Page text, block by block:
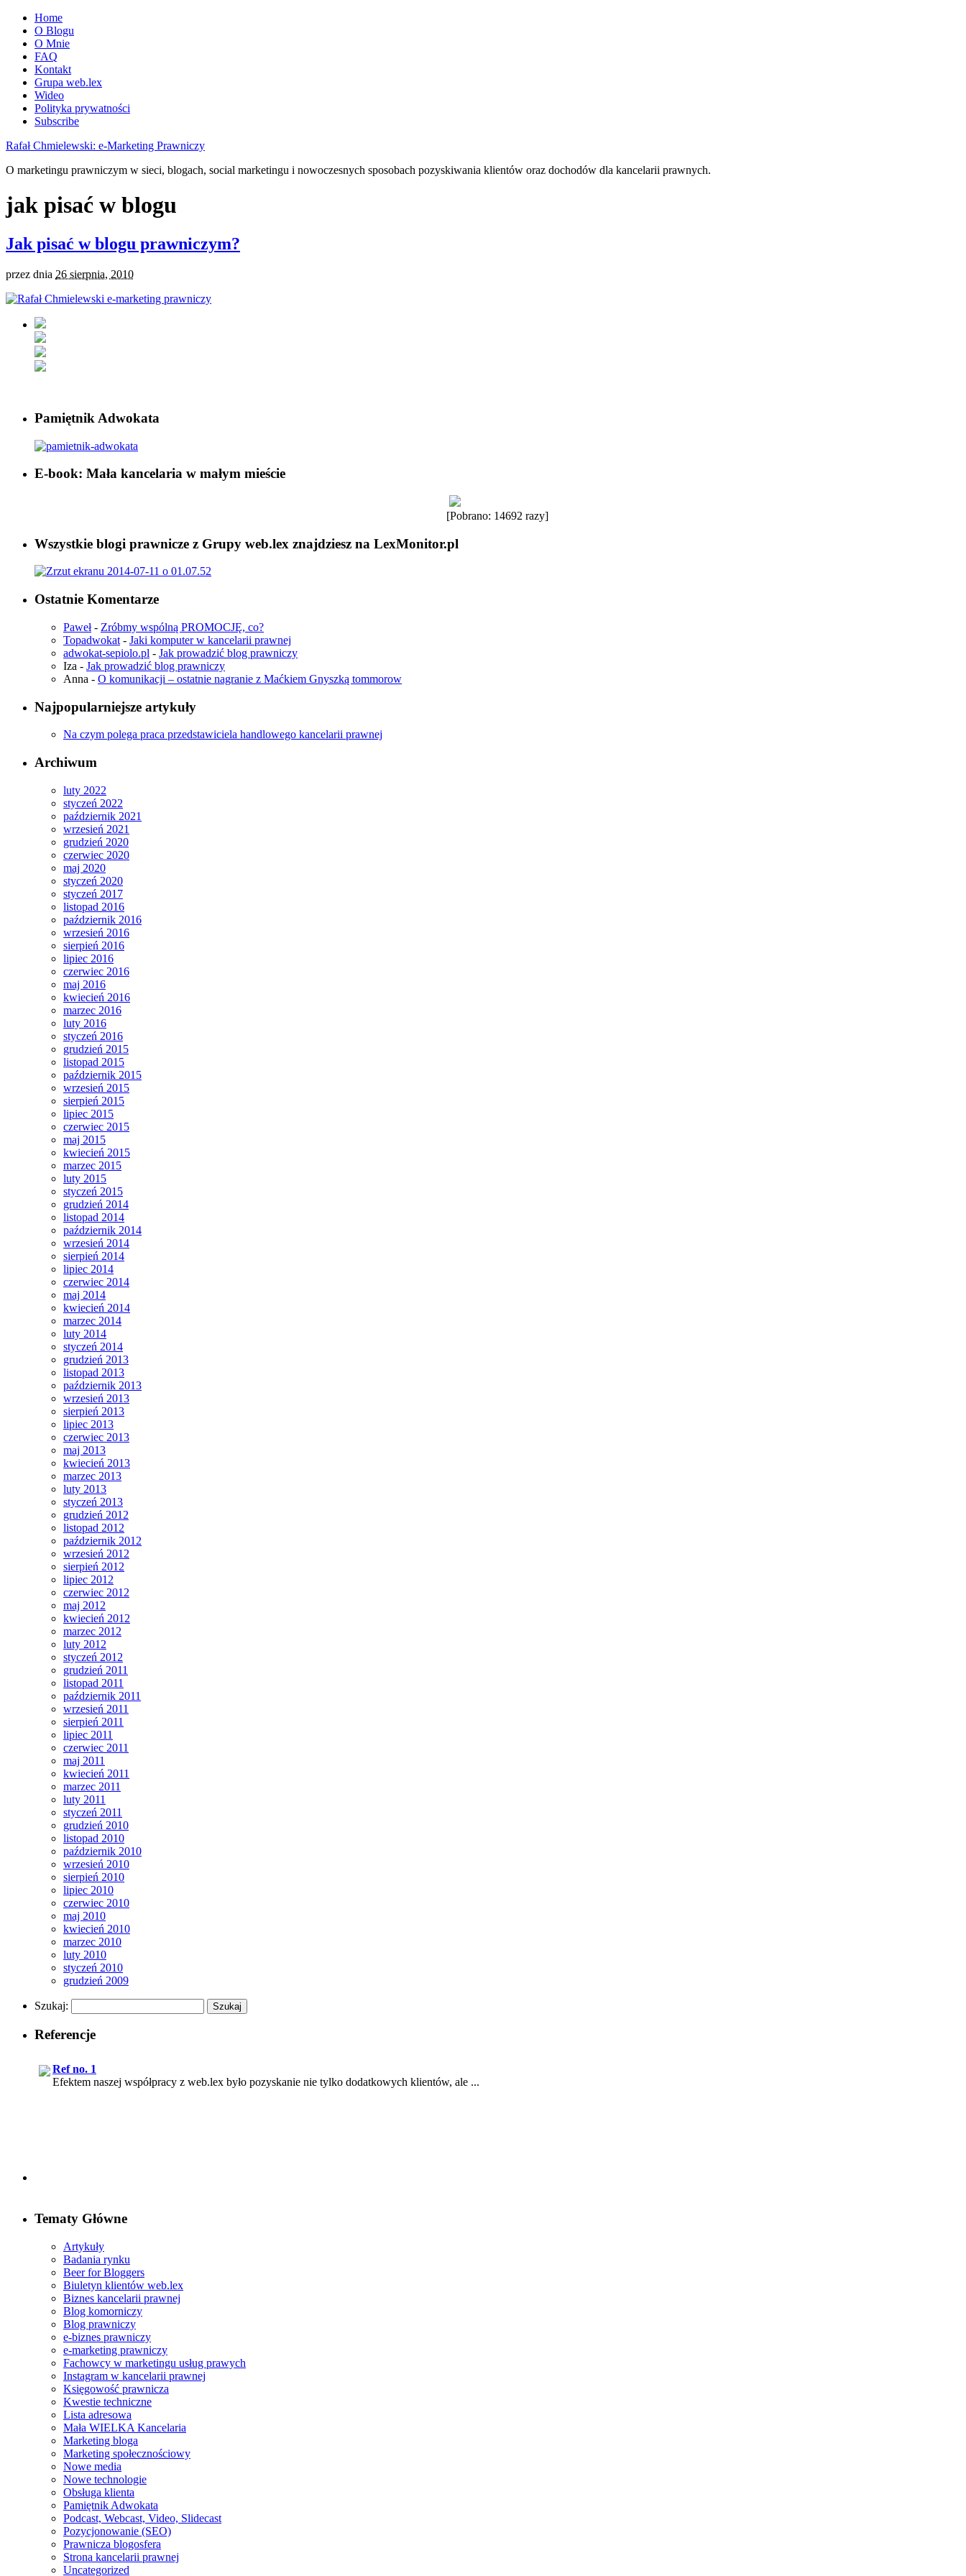
Home
O Blogu
O Mnie
FAQ
Kontakt
Grupa web.lex
Wideo
Polityka prywatności
Subscribe
Rafał Chmielewski: e-Marketing Prawniczy
O marketingu prawniczym w sieci, blogach, social marketingu i nowoczesnych sposobach pozyskiwania klientów oraz dochodów dla kancelarii prawnych.
jak pisać w blogu
Jak pisać w blogu prawniczym?
przez dnia 26 sierpnia, 2010
Pamiętnik Adwokata
E-book: Mała kancelaria w małym mieście
[Pobrano: 14692 razy]
Wszystkie blogi prawnicze z Grupy web.lex znajdziesz na LexMonitor.pl
Ostatnie Komentarze
Paweł- Zróbmy wspólną PROMOCJĘ, co?
Topadwokat - Jaki komputer w kancelarii prawnej
adwokat-sepiolo.pl - Jak prowadzić blog prawniczy
Iza - Jak prowadzić blog prawniczy
Anna - O komunikacji – ostatnie nagranie z Maćkiem Gnyszką tommorow
Najpopularniejsze artykuły
Na czym polega praca przedstawiciela handlowego kancelarii prawnej
Archiwum
luty 2022
styczeń 2022
październik 2021
wrzesień 2021
grudzień 2020
czerwiec 2020
maj 2020
styczeń 2020
styczeń 2017
listopad 2016
październik 2016
wrzesień 2016
sierpień 2016
lipiec 2016
czerwiec 2016
maj 2016
kwiecień 2016
marzec 2016
luty 2016
styczeń 2016
grudzień 2015
listopad 2015
październik 2015
wrzesień 2015
sierpień 2015
lipiec 2015
czerwiec 2015
maj 2015
kwiecień 2015
marzec 2015
luty 2015
styczeń 2015
grudzień 2014
listopad 2014
październik 2014
wrzesień 2014
sierpień 2014
lipiec 2014
czerwiec 2014
maj 2014
kwiecień 2014
marzec 2014
luty 2014
styczeń 2014
grudzień 2013
listopad 2013
październik 2013
wrzesień 2013
sierpień 2013
lipiec 2013
czerwiec 2013
maj 2013
kwiecień 2013
marzec 2013
luty 2013
styczeń 2013
grudzień 2012
listopad 2012
październik 2012
wrzesień 2012
sierpień 2012
lipiec 2012
czerwiec 2012
maj 2012
kwiecień 2012
marzec 2012
luty 2012
styczeń 2012
grudzień 2011
listopad 2011
październik 2011
wrzesień 2011
sierpień 2011
lipiec 2011
czerwiec 2011
maj 2011
kwiecień 2011
marzec 2011
luty 2011
styczeń 2011
grudzień 2010
listopad 2010
październik 2010
wrzesień 2010
sierpień 2010
lipiec 2010
czerwiec 2010
maj 2010
kwiecień 2010
marzec 2010
luty 2010
styczeń 2010
grudzień 2009
Szukaj:
Referencje
Ref no. 1
Efektem naszej współpracy z web.lex było pozyskanie nie tylko dodatkowych klientów, ale ...
Ref no. 6
W szczególny sposób cenię otwartość Pana Rafała Chmielewskiego na rozwiązania innowacyjne, niestandardowe ...
Ref no. 2
Bardzo wysoko oceniam poziom merytoryczny i organizacyjny usług świadczonych przez web.lex, a także ...
Ref no. 4
Z dużą przyjemnością i pewnością mogę polecić usługi Pana Rafała Chmielewskiego. Jego kwalifikacje w zakresie ...
Tematy Główne
Artykuły
Badania rynku
Beer for Bloggers
Biuletyn klientów web.lex
Biznes kancelarii prawnej
Blog komorniczy
Blog prawniczy
e-biznes prawniczy
e-marketing prawniczy
Fachowcy w marketingu usług prawych
Instagram w kancelarii prawnej
Księgowość prawnicza
Kwestie techniczne
Lista adresowa
Mała WIELKA Kancelaria
Marketing bloga
Marketing społecznościowy
Nowe media
Nowe technologie
Obsługa klienta
Pamiętnik Adwokata
Podcast, Webcast, Video, Slidecast
Pozycjonowanie (SEO)
Prawnicza blogosfera
Strona kancelarii prawnej
Uncategorized